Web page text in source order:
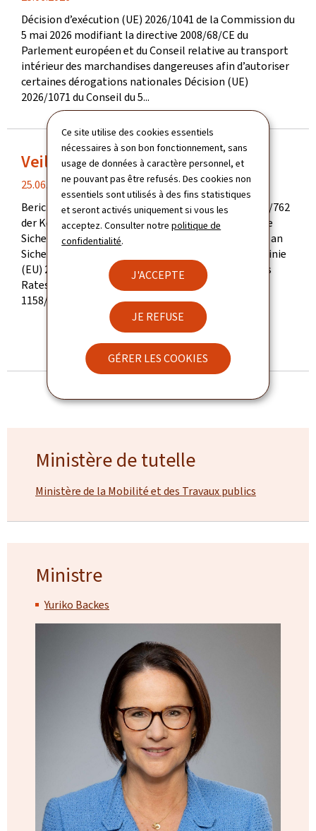
Ce site utilise des cookies essentiels
nécessaires à son bon fonctionnement, sans
usage de données à caractère personnel, et
ne pouvant pas être refusés. Des cookies non
essentiels sont utilisés à des fins statistiques
et seront activés uniquement si vous les
acceptez. Consulter notrepolitique de
confidentialité.
J'ACCEPTE
JE REFUSE
GÉRER LES COOKIES
de
publication
Décision d’exécution (UE) 2026/1041 de la Commission du
5 mai 2026 modifiant la directive 2008/68/CE du
Parlement européen et du Conseil relative au transport
intérieur des marchandises dangereuses afin d’autoriser
certaines dérogations nationales Décision (UE)
2026/1071 du Conseil du 5...
Veille légale du mois d'avril
date
de
publication
25.06.2026
Berichtigung der Delegierten Verordnung (EU) 2018/762
der Kommission vom 8. März 2018 über gemeinsame
Sicherheitsmethoden bezüglich der Anforderungen an
Sicherheitsmanagementsysteme gemäß der Richtlinie
(EU) 2016/798 des Europäischen Parlaments und des
Rates und zur Aufhebung der Verordnungen (EU) Nr.
1158/2010 und...
TOUTES LES ACTUALITÉS
Ministère de tutelle
Ministère de la Mobilité et des Travaux publics
Ministre
Yuriko Backes